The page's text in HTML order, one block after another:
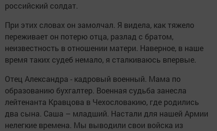
российский солдат.
При этих словах он замолчал. Я видела, как тяжело
переживает он потерю отца, разлад с братом,
неизвестность в отношении матери. Наверное, в наше
время таких судеб немало, я сталкиваюсь впервые.
Отец Александра - кадровый военный. Мама по
образованию бухгалтер. Военная судьба занесла
лейтенанта Кравцова в Чехословакию, где родились
два сына. Саша – младший. Настали для нашей Армии
нелегкие времена. Мы выводили свои войска из